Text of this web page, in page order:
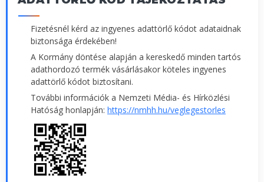
Fizetésnél kérd az ingyenes adattörlő kódot adataidnak
biztonsága érdekében!
A Kormány döntése alapján a kereskedő minden tartós
adathordozó termék vásárlásakor köteles ingyenes
adattörlő kódot biztosítani.
További információk a Nemzeti Média- és Hírközlési
Hatóság honlapján: https://nmhh.hu/veglegestorles